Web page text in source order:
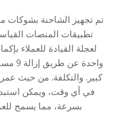
تم تجهيز الشاحنة بشوكات
تطبيقات المنصات
لعجلة القيادة للعملاء
كبير. والتكلفة. من حيث
في أي وقت، ويمكن
بسرعة، مما يسمح